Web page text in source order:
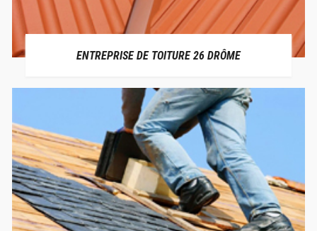
ENTREPRISE DE TOITURE 26 DRÔME